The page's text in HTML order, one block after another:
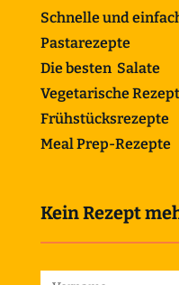
Schnelle und
Pastarezepte
Die besten Salate
Vegetarische
Frühstücksrezepte
Meal Prep-Rezepte
Kein Rezept